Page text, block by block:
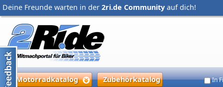
Deine Freunde warten in der 2ri.de Community auf dich!
Motorradkatalog Zubehörkatalog In